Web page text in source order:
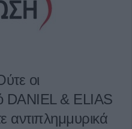
οι
DANIEL & ELIAS
αντιπλημμυρικά